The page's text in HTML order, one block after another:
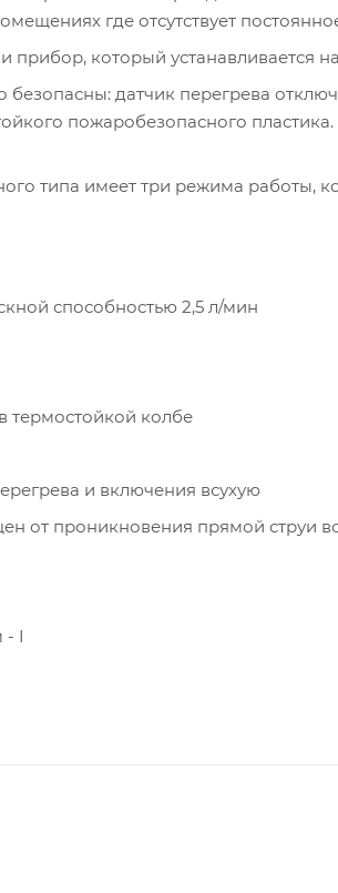
где отсутствует
который устанавливается
датчик перегрева
пожаробезопасного
типа имеет три режима работы,
способностью 2,5 л/мин
термостойкой колбе
и включения всухую
от проникновения прямой струи
- I